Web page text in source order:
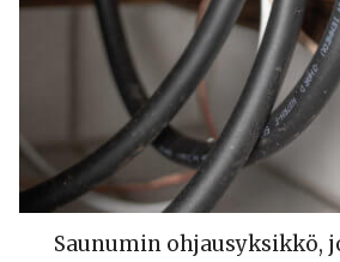
Saunumin ohjausyksikkö,